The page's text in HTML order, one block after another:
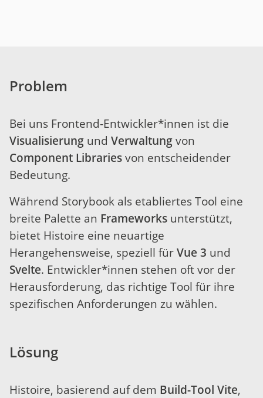
Problem
Bei uns Frontend-Entwickler*innen ist die
Visualisierung und Verwaltungvon
Component Librariesvon entscheidender
Bedeutung.
Während Storybook als etabliertes Tool eine
breite Palette an Frameworks unterstützt,
bietet Histoire eine neuartige
Herangehensweise, speziell fürVue 3 und
Svelte. Entwickler*innen stehen oft vor der
Herausforderung, das richtige Tool für ihre
spezifischen Anforderungen zu wählen.
Lösung
Histoire, basierend auf dem Build-Tool Vite,